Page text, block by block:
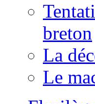
breton
La
Le